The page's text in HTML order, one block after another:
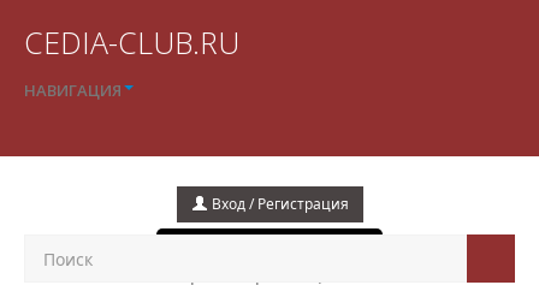
CEDIA-CLUB.RU
НАВИГАЦИЯ
Вход / Регистрация